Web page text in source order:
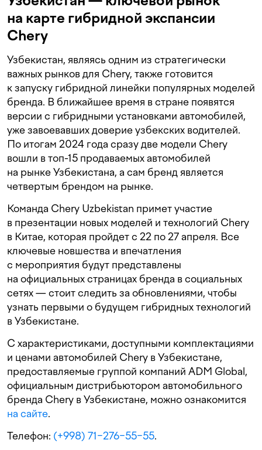
на карте гибридной экспансии
Chery
Узбекистан, являясь одним из стратегически
важных рынков для Chery, также готовится
к запуску гибридной линейки популярных моделей
бренда. В ближайшее время в стране появятся
версии с гибридными установками автомобилей,
уже завоевавших доверие узбекских водителей.
По итогам 2024 года сразу две модели Chery
вошли в топ-15 продаваемых автомобилей
на рынке Узбекистана, а сам бренд является
четвертым брендом на рынке.
Команда Chery Uzbekistan примет участие
в презентации новых моделей и технологий Chery
в Китае, которая пройдет с 22 по 27 апреля. Все
ключевые новшества и впечатления
с мероприятия будут представлены
на официальных страницах бренда в социальных
сетях — стоит следить за обновлениями, чтобы
узнать первыми о будущем гибридных технологий
в Узбекистане.
C характеристиками, доступными комплектациями
и ценами автомобилей Chery в Узбекистане,
предоставляемые группой компаний ADM Global,
официальным дистрибьютором автомобильного
бренда Chery в Узбекистане, можно ознакомится
на сайте.
Телефон: (+998) 71−276−55−55.